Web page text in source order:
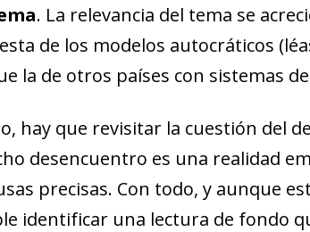
. La relevancia del tema se
de los modelos autocráticos
la de otros países con sistemas
hay que revisitar la cuestión del
desencuentro es una realidad
precisas. Con todo, y aunque
identificar una lectura de fondo